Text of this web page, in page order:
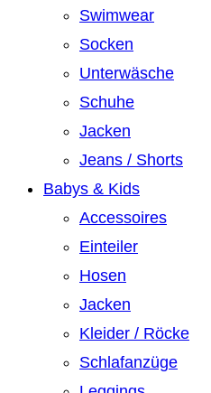
Swimwear
Socken
Unterwäsche
Schuhe
Jacken
Jeans / Shorts
Babys & Kids
Accessoires
Einteiler
Hosen
Jacken
Kleider / Röcke
Schlafanzüge